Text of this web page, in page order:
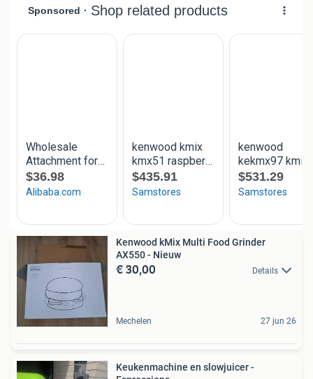
Kenwood kMix Multi Food Grinder
AX550 - Nieuw
€ 30,00 Details
Mechelen 27 jun 26
Keukenmachine en slowjuicer -